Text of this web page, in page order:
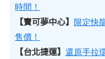
時間！
【寶可夢中心】 限定快
售價！
【台北捷運】 還原手拉